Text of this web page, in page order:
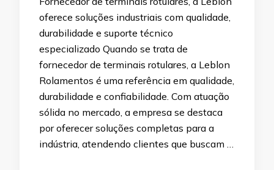
oferece soluções industriais com qualidade,
durabilidade e suporte técnico
especializado Quando se trata de
fornecedor de terminais rotulares, a Leblon
Rolamentos é uma referência em qualidade,
durabilidade e confiabilidade. Com atuação
sólida no mercado, a empresa se destaca
por oferecer soluções completas para a
indústria, atendendo clientes que buscam …